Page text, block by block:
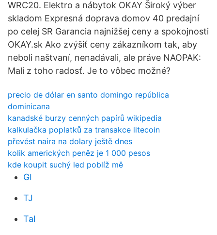
WRC20. Elektro a nábytok OKAY Široký výber
skladom Expresná doprava domov 40 predajní
po celej SR Garancia najnižšej ceny a spokojnosti
OKAY.sk Ako zvýšiť ceny zákazníkom tak, aby
neboli naštvaní, nenadávali, ale práve NAOPAK:
Mali z toho radosť. Je to vôbec možné?
precio de dólar en santo domingo república
dominicana
kanadské burzy cenných papírů wikipedia
kalkulačka poplatků za transakce litecoin
převést naira na dolary ještě dnes
kolik amerických peněz je 1 000 pesos
kde koupit suchý led poblíž mě
GI
TJ
TaI